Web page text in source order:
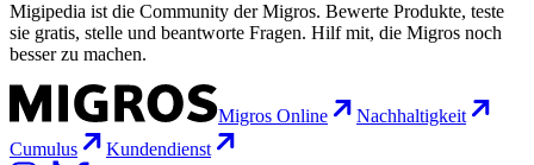
Migipedia ist die Community der Migros. Bewerte Produkte, teste
sie gratis, stelle und beantworte Fragen. Hilf mit, die Migros noch
besser zu machen.
Migros Online
Nachhaltigkeit
Cumulus
Kundendienst